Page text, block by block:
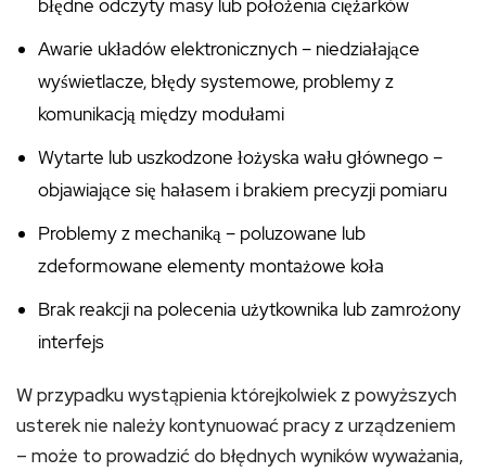
błędne odczyty masy lub położenia ciężarków
Awarie układów elektronicznych – niedziałające
wyświetlacze, błędy systemowe, problemy z
komunikacją między modułami
Wytarte lub uszkodzone łożyska wału głównego –
objawiające się hałasem i brakiem precyzji pomiaru
Problemy z mechaniką – poluzowane lub
zdeformowane elementy montażowe koła
Brak reakcji na polecenia użytkownika lub zamrożony
interfejs
W przypadku wystąpienia którejkolwiek z powyższych
usterek nie należy kontynuować pracy z urządzeniem
– może to prowadzić do błędnych wyników wyważania,